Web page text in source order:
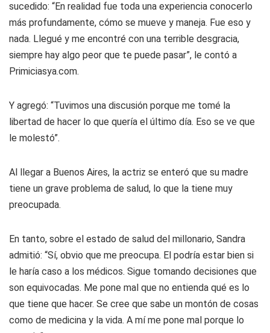
sucedido: “En realidad fue toda una experiencia conocerlo
más profundamente, cómo se mueve y maneja. Fue eso y
nada. Llegué y me encontré con una terrible desgracia,
siempre hay algo peor que te puede pasar”, le contó a
Primiciasya.com.
Y agregó: “Tuvimos una discusión porque me tomé la
libertad de hacer lo que quería el último día. Eso se ve que
le molestó”.
Al llegar a Buenos Aires, la actriz se enteró que su madre
tiene un grave problema de salud, lo que la tiene muy
preocupada.
En tanto, sobre el estado de salud del millonario, Sandra
admitió: “Sí, obvio que me preocupa. El podría estar bien si
le haría caso a los médicos. Sigue tomando decisiones que
son equivocadas. Me pone mal que no entienda qué es lo
que tiene que hacer. Se cree que sabe un montón de cosas
como de medicina y la vida. A mí me pone mal porque lo